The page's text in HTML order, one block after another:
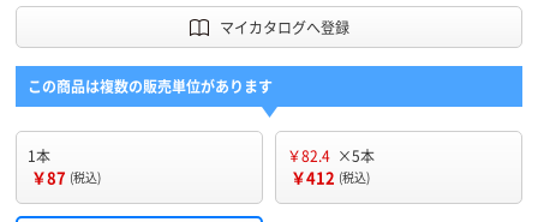
マイカタログへ登録
この商品は複数の販売単位があります
1本
￥87 (税込)
￥82.4 ×5本
￥412 (税込)